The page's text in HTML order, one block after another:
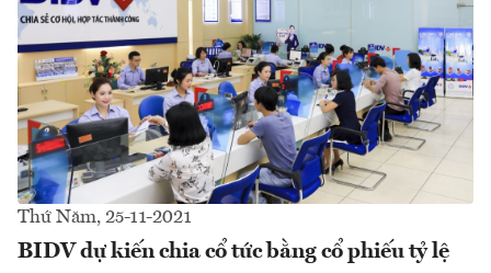
Thứ Năm, 25-11-2021
BIDV dự kiến chia cổ tức bằng cổ phiếu tỷ lệ